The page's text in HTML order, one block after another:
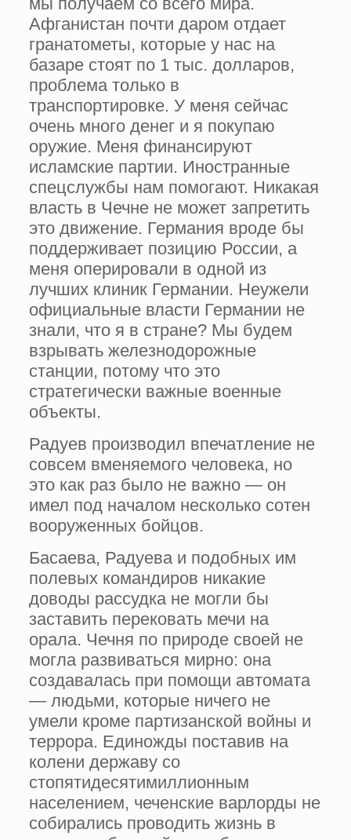
Афганистан почти даром отдает
гранатометы, которые у нас на
базаре стоят по 1 тыс. долларов,
проблема только в
транспортировке. У меня сейчас
очень много денег и я покупаю
оружие. Меня финансируют
исламские партии. Иностранные
спецслужбы нам помогают. Никакая
власть в Чечне не может запретить
это движение. Германия вроде бы
поддерживает позицию России, а
меня оперировали в одной из
лучших клиник Германии. Неужели
официальные власти Германии не
знали, что я в стране? Мы будем
взрывать железнодорожные
станции, потому что это
стратегически важные военные
объекты.
Радуев производил впечатление не
совсем вменяемого человека, но
это как раз было не важно — он
имел под началом несколько сотен
вооруженных бойцов.
Басаева, Радуева и подобных им
полевых командиров никакие
доводы рассудка не могли бы
заставить перековать мечи на
орала. Чечня по природе своей не
могла развиваться мирно: она
создавалась при помощи автомата
— людьми, которые ничего не
умели кроме партизанской войны и
террора. Единожды поставив на
колени державу со
стопятидесятимиллионным
населением, чеченские варлорды не
собирались проводить жизнь в